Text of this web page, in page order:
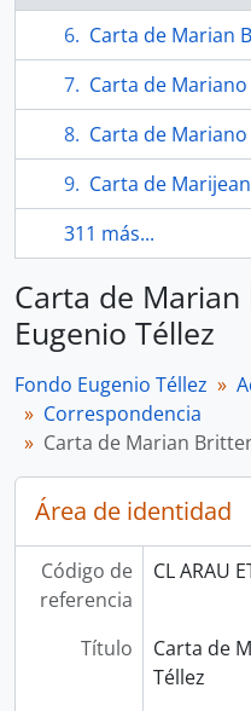
Carta de Marian
Carta de
Carta de
Carta de
311 más...
Carta de
Eugenio Téllez
Fondo Eugenio Téllez
Correspondencia
Carta de Marian
Área de identidad
Código de
referencia
CL ARAU
Título
Carta de
Téllez